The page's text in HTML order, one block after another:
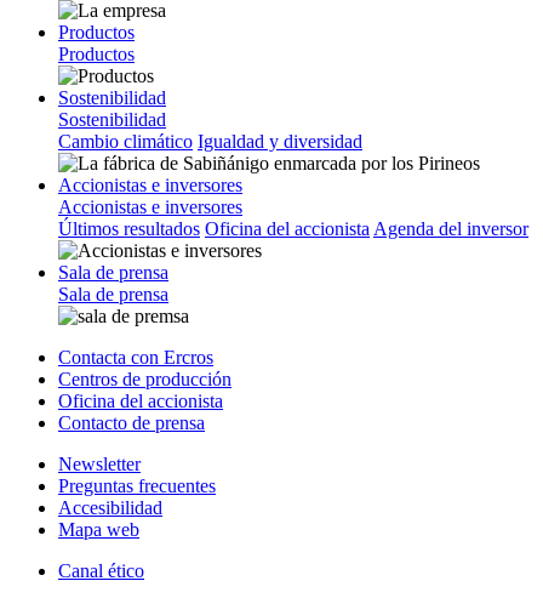
Productos
Productos
Sostenibilidad
Sostenibilidad
Cambio climático Igualdad y diversidad
Accionistas e inversores
Accionistas e inversores
Últimos resultados Oficina del accionista Agenda del inversor
Sala de prensa
Sala de prensa
Contacta con Ercros
Centros de producción
Oficina del accionista
Contacto de prensa
Newsletter
Preguntas frecuentes
Accesibilidad
Mapa web
Canal ético